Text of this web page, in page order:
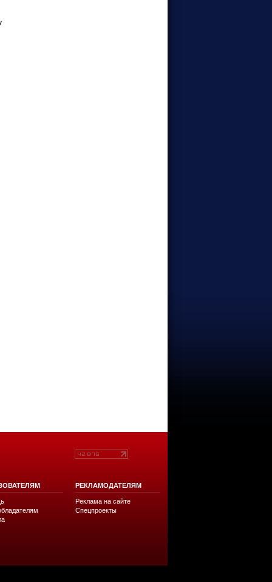
РЕКЛАМОДАТЕЛЯМ
Реклама на сайте
Спецпроекты